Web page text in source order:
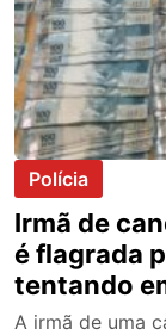
Polícia
Irmã de
é flagrada
tentando
Amazonas
A irmã de uma